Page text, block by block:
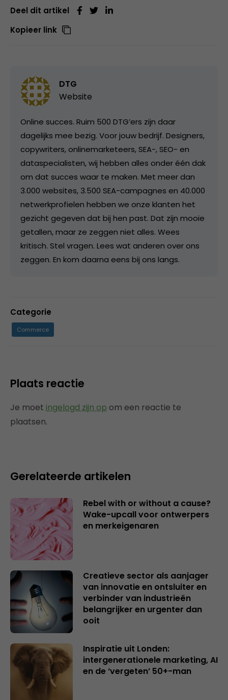
Deel dit artikel
Kopieer link
DTG
Website
Online succes. Ruim 500 DTG’ers zijn daar
dagelijks mee bezig. Voor jouw bedrijf. Designers,
copywriters, onlinemarketeers, SEA-, SEO- en
dataspecialisten, wij hebben alles onder één dak
om dat succes waar te maken. Met meer dan
3.000 websites, 3.500 SEA-campagnes en 40.000
netwerkprofielen hebben we onze klanten het
gezicht gegeven dat bij hen past. Dat zijn mooie
getallen, maar ze zeggen niet alles. Wees
kritisch. Stel vragen. Lees wat anderen over ons
zeggen. En kom daarna eens bij ons langs.
Categorie
Commerce
Plaats reactie
Je moet ingelogd zijn op om een reactie te
plaatsen.
Gerelateerde artikelen
Rebel with or without a cause?
Wake-upcall voor ontwerpers
en merkeigenaren
Creatieve sector als aanjager
van innovatie en ontsluiter en
verbinder van industrieën
belangrijker en urgenter dan
ooit
Inspiratie uit Londen:
intergenerationele marketing, AI
en de ‘vergeten’ 50+-man